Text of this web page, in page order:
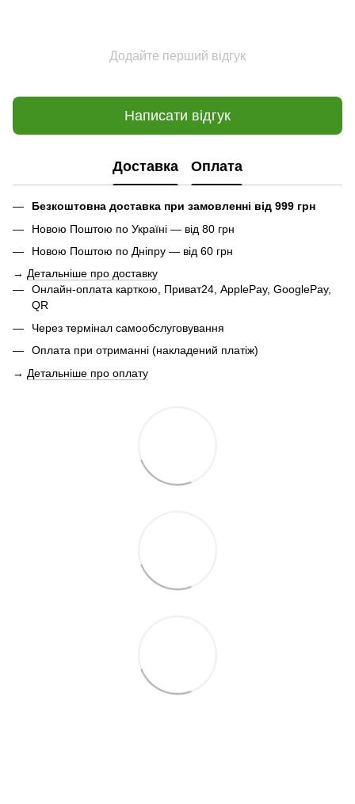
Додайте перший відгук
Написати відгук
Доставка Оплата
Безкоштовна доставка при замовленні від 999 грн
Новою Поштою по Україні — від 80 грн
Новою Поштою по Дніпру — від 60 грн
→ Детальніше про доставку
Онлайн-оплата карткою, Приват24, ApplePay, GooglePay,
QR
Через термінал самообслуговування
Оплата при отриманні (накладений платіж)
→ Детальніше про оплату